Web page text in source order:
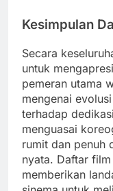
Kesimpulan
Secara
untuk
pemeran utama
mengenai
terhadap
menguasai
rumit dan penuh
nyata. Daftar
memberikan